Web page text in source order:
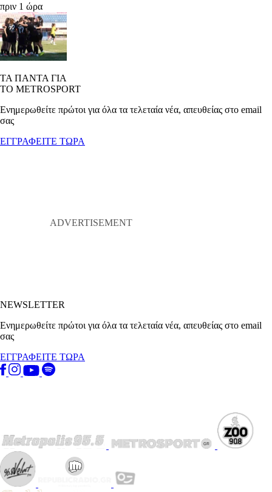
πριν 1 ώρα
ΤΑ ΠΑΝΤΑ ΓΙΑ
ΤΟ METROSPORT
Ενημερωθείτε πρώτοι για όλα τα τελεταία νέα, απευθείας στο email
σας
ΕΓΓΡΑΦΕΙΤΕ ΤΩΡΑ
NEWSLETTER
Ενημερωθείτε πρώτοι για όλα τα τελεταία νέα, απευθείας στο email
σας
ΕΓΓΡΑΦΕΙΤΕ ΤΩΡΑ